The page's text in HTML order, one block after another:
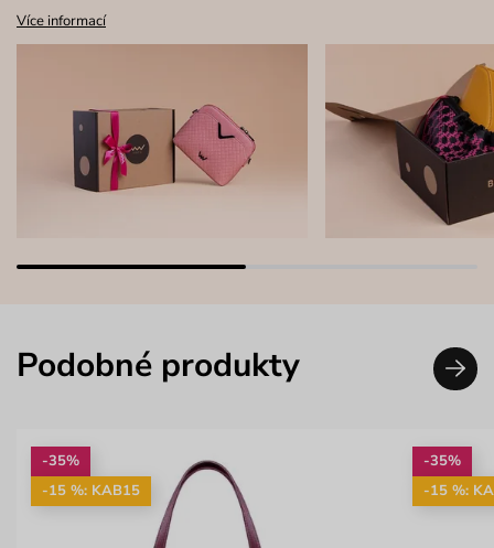
Více informací
Podobné produkty
-35%
-15 %: KAB15
-35%
-15 %: